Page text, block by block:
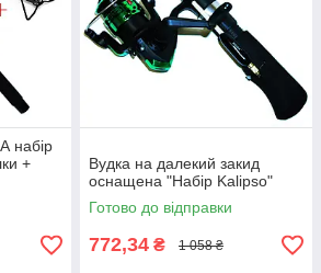
набір
+
Вудка на далекий закид
оснащена "Набір Kalipso"
Готово до відправки
772,34 ₴ 1 058 ₴